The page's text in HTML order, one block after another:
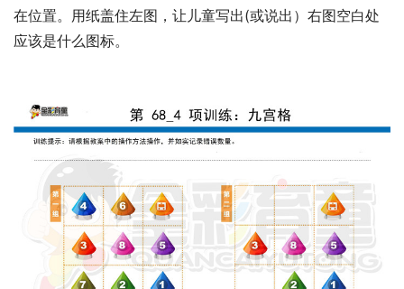
在位置。用纸盖住左图，让儿童写出(或说出）右图空白处
应该是什么图标。